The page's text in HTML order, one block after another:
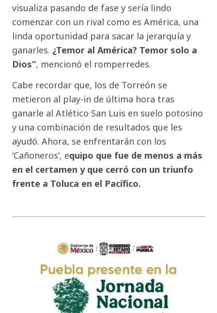
visualiza pasando de fase y sería lindo
comenzar con un rival como es América, una
linda oportunidad para sacar la jerarquía y
ganarles. ¿Temor al América? Temor solo a
Dios”, mencionó el romperredes.
Cabe recordar que, los de Torreón se
metieron al play-in de última hora tras
ganarle al Atlético San Luis en suelo potosino
y una combinación de resultados que les
ayudó. Ahora, se enfrentarán con los
‘Cañoneros’, equipo que fue de menos a más
en el certamen y que cerró con un triunfo
frente a Toluca en el Pacífico.